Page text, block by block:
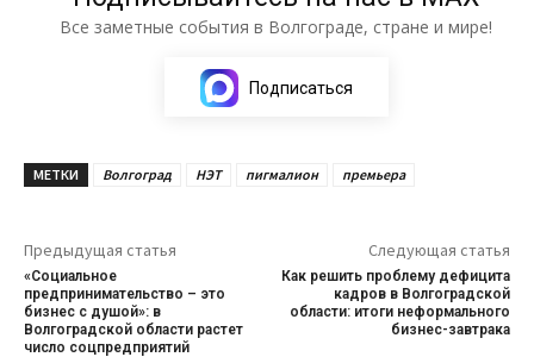
Все заметные события в Волгограде, стране и мире!
Подписаться
МЕТКИ Волгоград НЭТ пигмалион премьера
Предыдущая статья
«Социальное
предпринимательство – это
бизнес с душой»: в
Волгоградской области растет
число соцпредприятий
Следующая статья
Как решить проблему дефицита
кадров в Волгоградской
области: итоги неформального
бизнес-завтрака